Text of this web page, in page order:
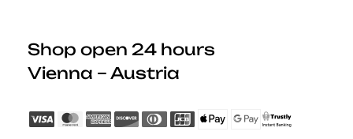
Shop open 24 hours
Vienna – Austria